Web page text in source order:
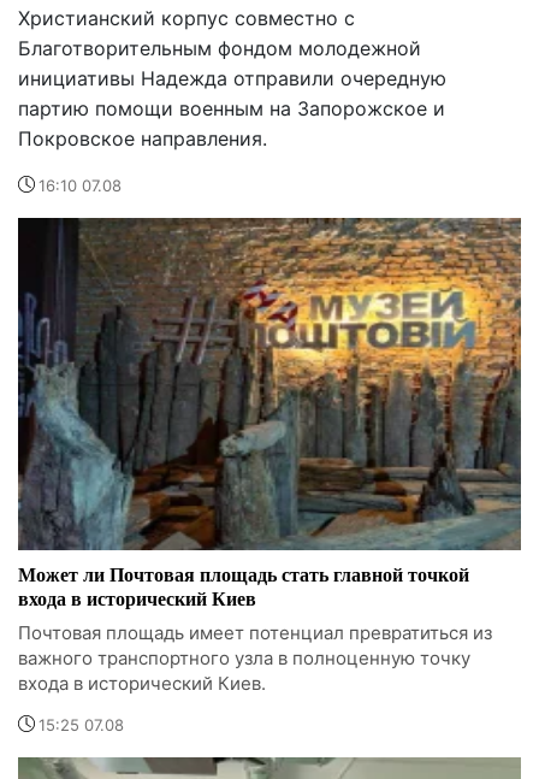
Христианский корпус совместно с
Благотворительным фондом молодежной
инициативы Надежда отправили очередную
партию помощи военным на Запорожское и
Покровское направления.
16:10 07.08
Может ли Почтовая площадь стать главной точкой
входа в исторический Киев
Почтовая площадь имеет потенциал превратиться из
важного транспортного узла в полноценную точку
входа в исторический Киев.
15:25 07.08